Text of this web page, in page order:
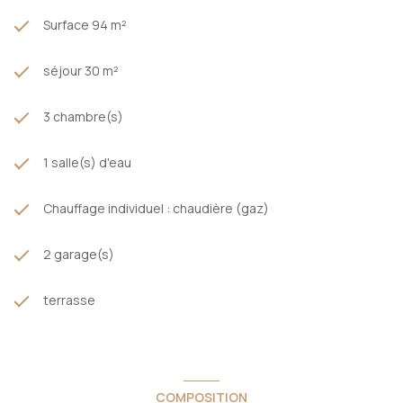
Surface 94 m²
séjour 30 m²
3 chambre(s)
1 salle(s) d'eau
Chauffage individuel : chaudière (gaz)
2 garage(s)
terrasse
COMPOSITION